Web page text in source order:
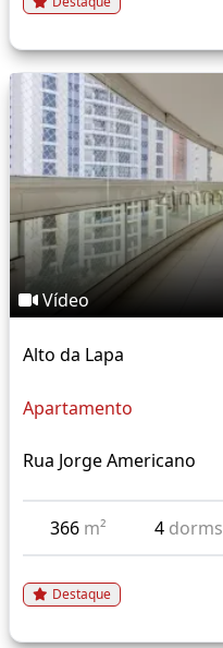
Vídeo
Alto da Lapa
Apartamento
Rua Jorge Americano
366 m² 4 dorms
Destaque